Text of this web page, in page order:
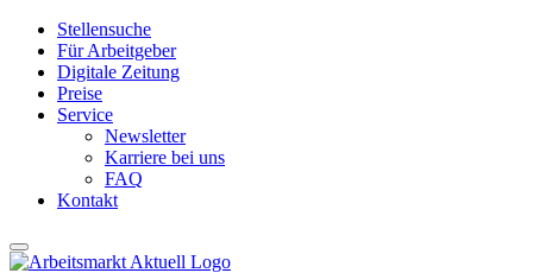
Stellensuche
Für Arbeitgeber
Digitale Zeitung
Preise
Service
Newsletter
Karriere bei uns
FAQ
Kontakt